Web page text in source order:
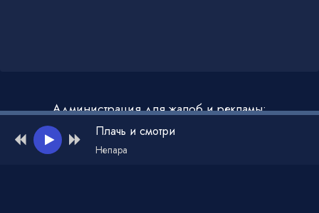
Администрация для жалоб и рекламы:
admin@muzdark.net
Плачь и смотри
Непара